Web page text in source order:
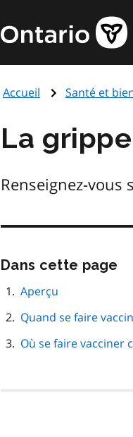
Page
d'accueil
de
Accueil Santé et
La grippe
Renseignez-
Dans cette page
Aperçu
Quand se faire
Où se faire vacciner